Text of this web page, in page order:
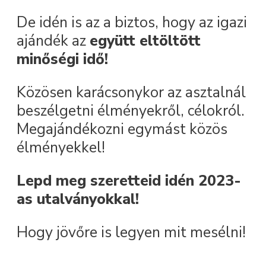
De idén is az a biztos, hogy az igazi
ajándék az együtt eltöltött
minőségi idő!
Közösen karácsonykor az asztalnál
beszélgetni élményekről, célokról.
Megajándékozni egymást közös
élményekkel!
Lepd meg szeretteid idén 2023-
as utalványokkal!
Hogy jövőre is legyen mit mesélni!